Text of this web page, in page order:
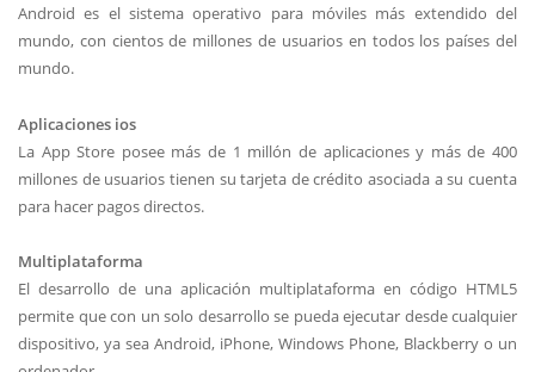
Android es el sistema operativo para móviles más extendido del
mundo, con cientos de millones de usuarios en todos los países del
mundo.
Aplicaciones ios
La App Store posee más de 1 millón de aplicaciones y más de 400
millones de usuarios tienen su tarjeta de crédito asociada a su cuenta
para hacer pagos directos.
Multiplataforma
El desarrollo de una aplicación multiplataforma en código HTML5
permite que con un solo desarrollo se pueda ejecutar desde cualquier
dispositivo, ya sea Android, iPhone, Windows Phone, Blackberry o un